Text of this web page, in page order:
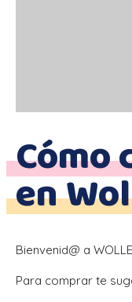
Cómo
en
Bienvenid@ a
Para comprar te